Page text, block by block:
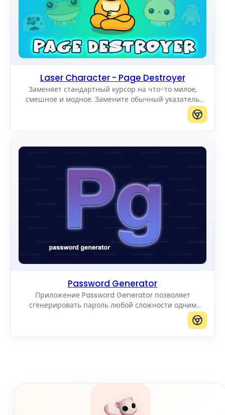
Laser Character - Page Destroyer
Заменяет стандартный курсор на что-то милое,
смешное и модное. Замените обычный указатель
Password Generator
Приложение Password Generator позволяет
сгенерировать пароль любой сложности одним